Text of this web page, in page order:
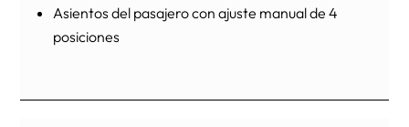
Asientos del pasajero con ajuste manual de 4
posiciones